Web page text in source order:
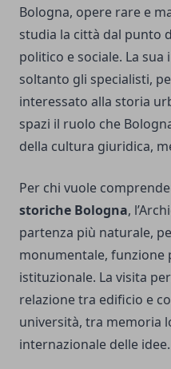
Bologna, opere rare e
studia la città dal punto
politico e sociale. La
soltanto gli specialisti,
interessato alla storia
spazi il ruolo che
della cultura giuridica,
Per chi vuole
storiche Bologna,
partenza più naturale,
monumentale, funzione
istituzionale. La visita
relazione tra edificio e
università, tra memoria
internazionale delle idee.